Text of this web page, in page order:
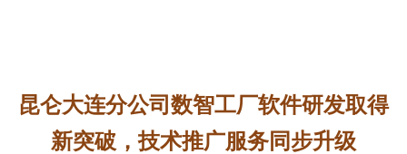
昆仑大连分公司数智工厂软件研发取得
新突破，技术推广服务同步升级